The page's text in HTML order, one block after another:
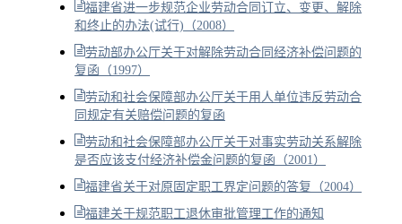
福建省进一步规范企业劳动合同订立、变更、解除
和终止的办法(试行)（2008）
劳动部办公厅关于对解除劳动合同经济补偿问题的
复函（1997）
劳动和社会保障部办公厅关于用人单位违反劳动合
同规定有关赔偿问题的复函
劳动和社会保障部办公厅关于对事实劳动关系解除
是否应该支付经济补偿金问题的复函（2001）
福建省关于对原固定职工界定问题的答复（2004）
福建关于规范职工退休审批管理工作的通知